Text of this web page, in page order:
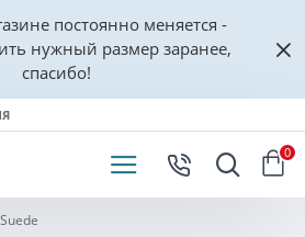
постоянно меняется -
нужный размер заранее,
спасибо!
0